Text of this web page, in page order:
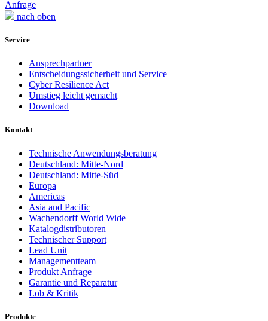
Anfrage
nach oben
Service
Ansprechpartner
Entscheidungssicherheit und Service
Cyber Resilience Act
Umstieg leicht gemacht
Download
Kontakt
Technische Anwendungsberatung
Deutschland: Mitte-Nord
Deutschland: Mitte-Süd
Europa
Americas
Asia and Pacific
Wachendorff World Wide
Katalogdistributoren
Technischer Support
Lead Unit
Managementteam
Produkt Anfrage
Garantie und Reparatur
Lob & Kritik
Produkte